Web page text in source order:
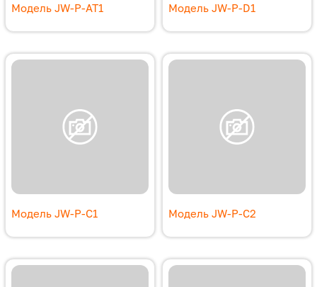
Модель JW-P-AT1 Модель JW-P-D1
Модель JW-P-C1 Модель JW-P-C2